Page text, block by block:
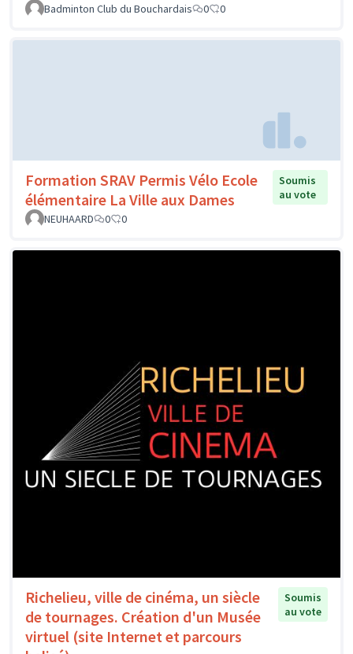
Badminton Club du Bouchardais 0 0
Formation SRAV Permis Vélo Ecole
élémentaire La Ville aux Dames
Soumis
au vote
NEUHAARD
0 0
Richelieu, ville de cinéma, un siècle
de tournages. Création d'un Musée
virtuel (site Internet et parcours
Soumis
au vote